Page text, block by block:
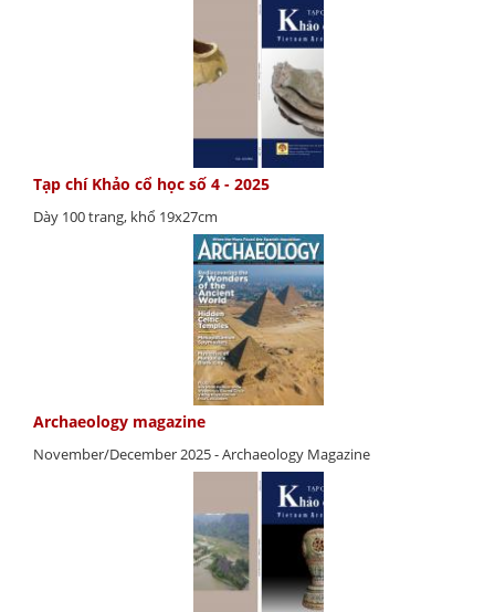
Tạp chí Khảo cổ học số 4 - 2025
Dày 100 trang, khổ 19x27cm
Archaeology magazine
November/December 2025 - Archaeology Magazine